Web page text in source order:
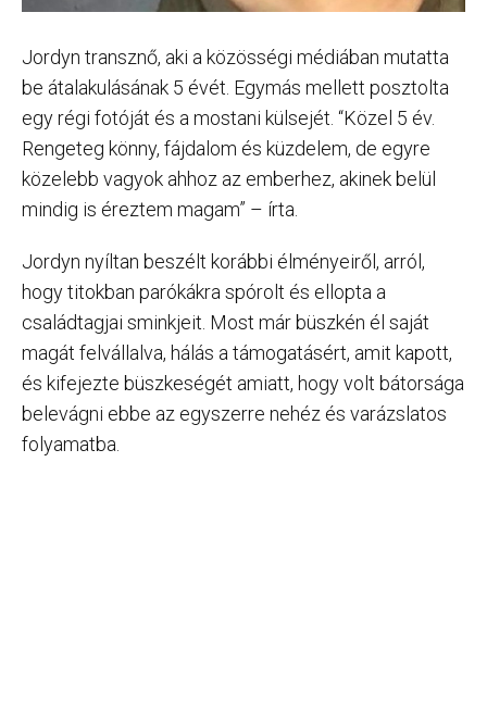
Jordyn transznő, aki a közösségi médiában mutatta
be átalakulásának 5 évét. Egymás mellett posztolta
egy régi fotóját és a mostani külsejét. “Közel 5 év.
Rengeteg könny, fájdalom és küzdelem, de egyre
közelebb vagyok ahhoz az emberhez, akinek belül
mindig is éreztem magam” – írta.
Jordyn nyíltan beszélt korábbi élményeiről, arról,
hogy titokban parókákra spórolt és ellopta a
családtagjai sminkjeit. Most már büszkén él saját
magát felvállalva, hálás a támogatásért, amit kapott,
és kifejezte büszkeségét amiatt, hogy volt bátorsága
belevágni ebbe az egyszerre nehéz és varázslatos
folyamatba.